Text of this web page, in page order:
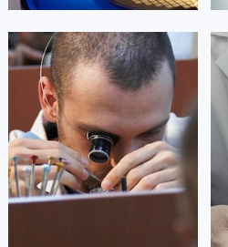
艾德琳·亚历桑德拉
资深万宝龙技师
是万宝龙售后服务中心
(万宝龙保养维修中心)
的高级技师之一
Guangzhou montblanc Maintain
center